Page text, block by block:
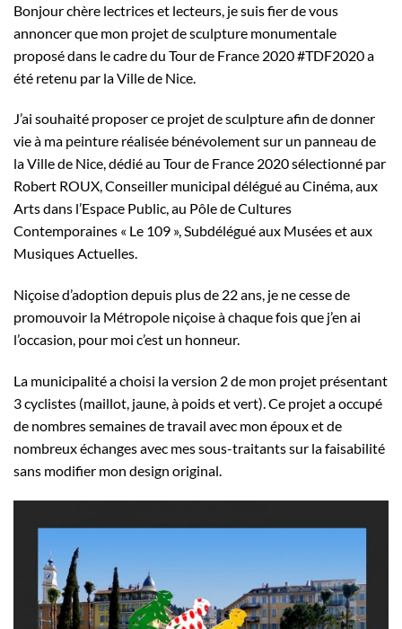
Bonjour chère lectrices et lecteurs, je suis fier de vous
annoncer que mon projet de sculpture monumentale
proposé dans le cadre du Tour de France 2020 #TDF2020 a
été retenu par la Ville de Nice.
J’ai souhaité proposer ce projet de sculpture afin de donner
vie à ma peinture réalisée bénévolement sur un panneau de
la Ville de Nice, dédié au Tour de France 2020 sélectionné par
Robert ROUX, Conseiller municipal délégué au Cinéma, aux
Arts dans l’Espace Public, au Pôle de Cultures
Contemporaines « Le 109 », Subdélégué aux Musées et aux
Musiques Actuelles.
Niçoise d’adoption depuis plus de 22 ans, je ne cesse de
promouvoir la Métropole niçoise à chaque fois que j’en ai
l’occasion, pour moi c’est un honneur.
La municipalité a choisi la version 2 de mon projet présentant
3 cyclistes (maillot, jaune, à poids et vert). Ce projet a occupé
de nombres semaines de travail avec mon époux et de
nombreux échanges avec mes sous-traitants sur la faisabilité
sans modifier mon design original.